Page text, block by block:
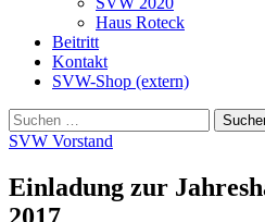
Haus Roteck
Beitritt
Kontakt
SVW-Shop (extern)
Suchen
nach:
SVW Vorstand
Einladung zur
2017